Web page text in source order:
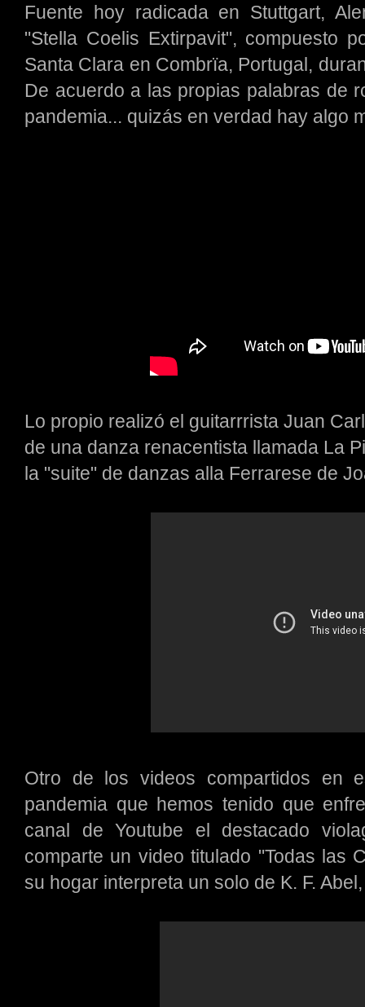
Fuente hoy radicada en Stuttgart,
"Stella Coelis Extirpavit", compuesto
Santa Clara en Combrïa, Portugal,
De acuerdo a las propias palabras de
pandemia... quizás en verdad hay algo
Lo propio realizó el guitarrrista Juan
de una danza renacentista llamada La
la "suite" de danzas alla Ferrarese de
Otro de los videos compartidos en
pandemia que hemos tenido que
canal de Youtube el destacado
comparte un video titulado "Todas las
su hogar interpreta un solo de K. F.